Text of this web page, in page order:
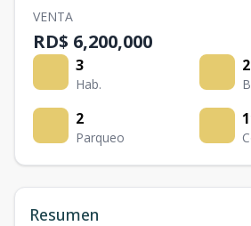
VENTA
RD$ 6,200,000
3
Hab.
2
2
Parqueo
Resumen